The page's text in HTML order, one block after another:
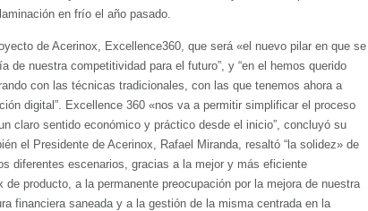
en frío el año pasado.
de Acerinox, Excellence360, que será «el nuevo pilar en que se
de nuestra competitividad para el futuro”, y “en el hemos querido
con las técnicas tradicionales, con las que tenemos ahora a
digital”. Excellence 360 «nos va a permitir simplificar el proceso
claro sentido económico y práctico desde el inicio”, concluyó su
el Presidente de Acerinox, Rafael Miranda, resaltó “la solidez» de
diferentes escenarios, gracias a la mejor y más eficiente
producto, a la permanente preocupación por la mejora de nuestra
financiera saneada y a la gestión de la misma centrada en la